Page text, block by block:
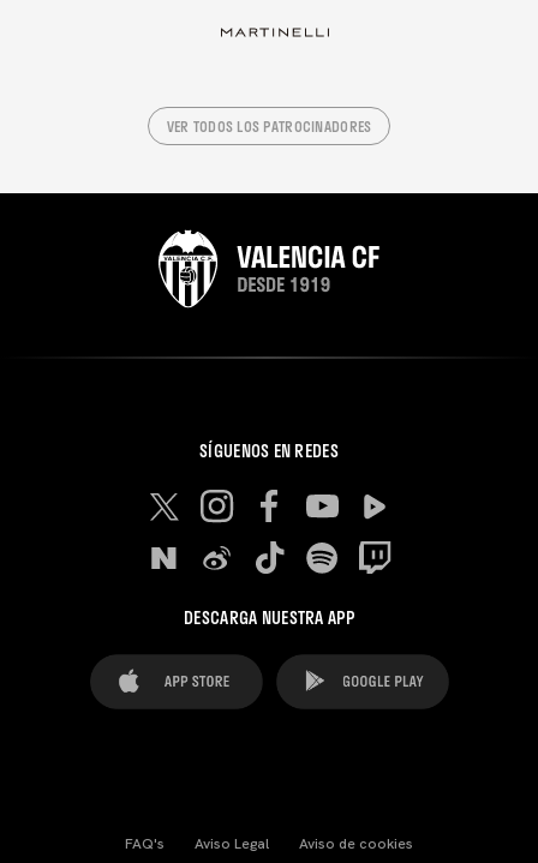
VER TODOS LOS PATROCINADORES
SÍGUENOS EN REDES
DESCARGA NUESTRA APP
FAQ's Aviso Legal Aviso de cookies